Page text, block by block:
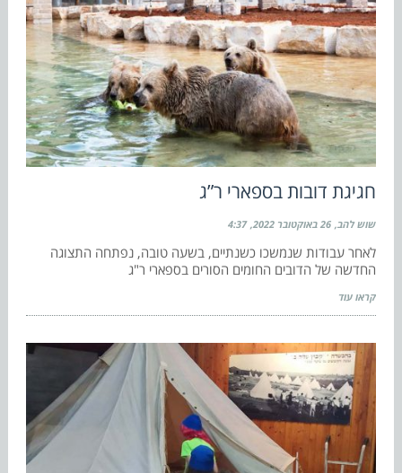
חגיגת דובות בספארי ר”ג
שוש להב 26 באוקטובר 2022 4:37
לאחר עבודות שנמשכו כשנתיים, בשעה טובה, נפתחה התצוגה
החדשה של הדובים החומים הסורים בספארי ר"ג
קראו עוד